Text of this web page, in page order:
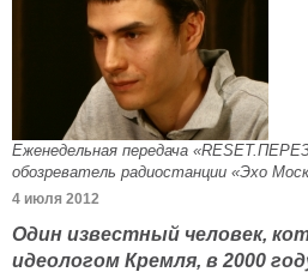
Еженедельная передача
обозреватель радиостанции «Эхо
4 июля 2012
Один известный человек,
идеологом Кремля, в 2000